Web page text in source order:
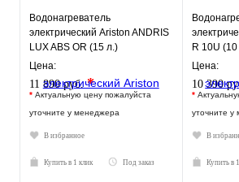
Водонагреватель
электрический Ariston ANDRIS
LUX ABS OR (15 л.)
настенный, ТЭН 1,2 кВт.
Цена:
11 890 руб.*
* Актуальную цену пожалуйста
уточните у менеджера
В избранное
Купить в 1 клик Под заказ
R 10U
1,2 кВт.
Цена:
10 390
*
уточните у
В
Купить в